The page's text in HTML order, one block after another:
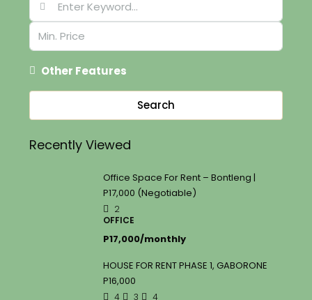
Other Features
Search
Recently Viewed
Office Space For Rent – Bontleng |
P17,000 (Negotiable)
2
OFFICE
P17,000/monthly
HOUSE FOR RENT PHASE 1, GABORONE
P16,000
4 3 4